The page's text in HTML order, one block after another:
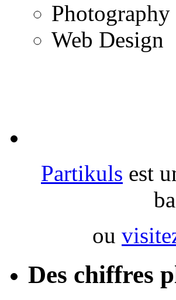
Photography
Web Design
Partikuls est
ou
Des chiffres